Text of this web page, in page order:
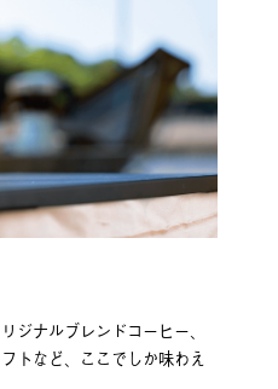
ジナルブレンドコーヒー、
トなど、ここでしか味わえ